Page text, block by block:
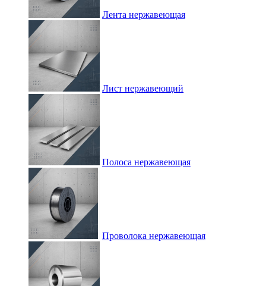
Лента нержавеющая
Лист нержавеющий
Полоса нержавеющая
Проволока нержавеющая